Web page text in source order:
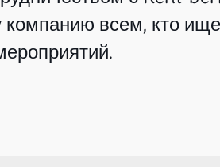
компанию всем, кто